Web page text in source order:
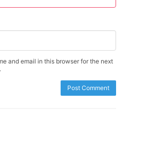
and email in this browser for the next